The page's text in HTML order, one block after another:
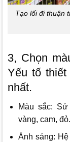
Tạo lối đi thuận
3, Chọn
Yếu tố
nhất.
Màu sắc:
vàng, cam,
Ánh sáng: